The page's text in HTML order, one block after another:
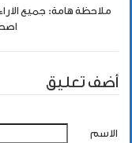
ملاحظة هامة: جميع
أضف تعليق
الاسم